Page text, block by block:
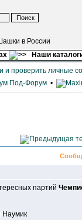
в России
Наши
Под-Форум •
партий
Наумик